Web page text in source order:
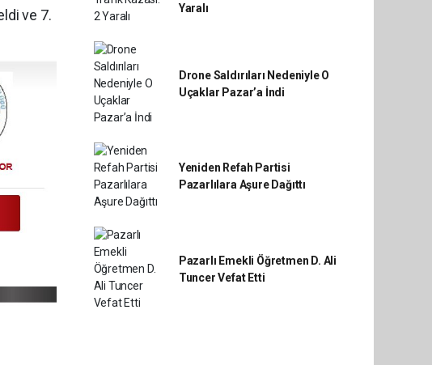
ve 7.
Yaralı
Drone Saldırıları Nedeniyle O
Uçaklar Pazar’a İndi
Yeniden Refah Partisi
Pazarlılara Aşure Dağıttı
Pazarlı Emekli Öğretmen D. Ali
Tuncer Vefat Etti